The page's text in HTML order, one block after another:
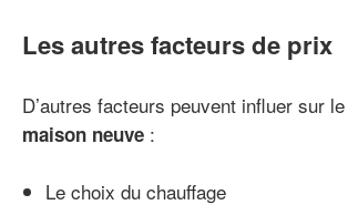
Les autres facteurs de prix
D’autres facteurs peuvent influer sur le
maison neuve :
Le choix du chauffage